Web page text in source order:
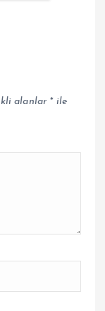
alanlar *ile